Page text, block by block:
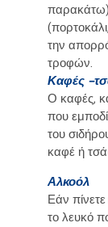
την
τροφών.
Καφές
Ο καφές,
που
του
καφέ ή
Αλκοόλ
Εάν
το λευκό